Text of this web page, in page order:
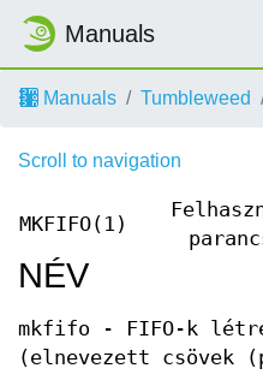
Manuals
Manuals Tumbleweed
Scroll to navigation
MKFIFO(1)
NÉV
mkfifo - FIFO-k
(elnevezett csövek